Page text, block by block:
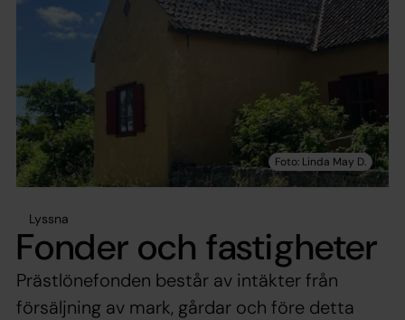
Lyssna
Fonder och fastigheter
Prästlönefonden består av intäkter från
försäljning av mark, gårdar och före detta